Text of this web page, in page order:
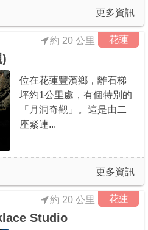
更多資訊
花蓮
約 20 公里
位在花蓮豐濱鄉，離石梯
坪約1公里處，有個特別的
「月洞奇觀」。這是由二
座緊連...
更多資訊
花蓮
Studio
約 20 公里